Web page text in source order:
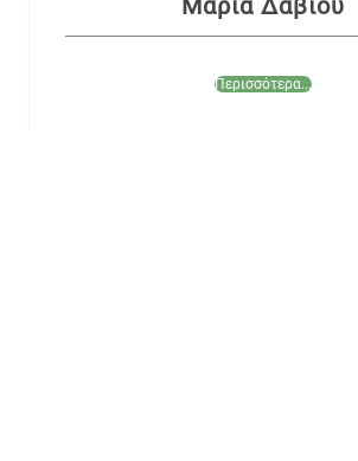
Μαρία Δαβιου
Περισσότερα...